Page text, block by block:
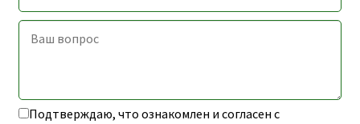
Подтверждаю, что ознакомлен и согласен с